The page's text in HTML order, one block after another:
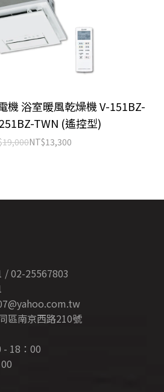
機 浴室暖風乾燥機 V-151BZ-
TWN (遙控型)
19,000NT$13,300
/ 02-25567803
區南京西路210號
- 18：00